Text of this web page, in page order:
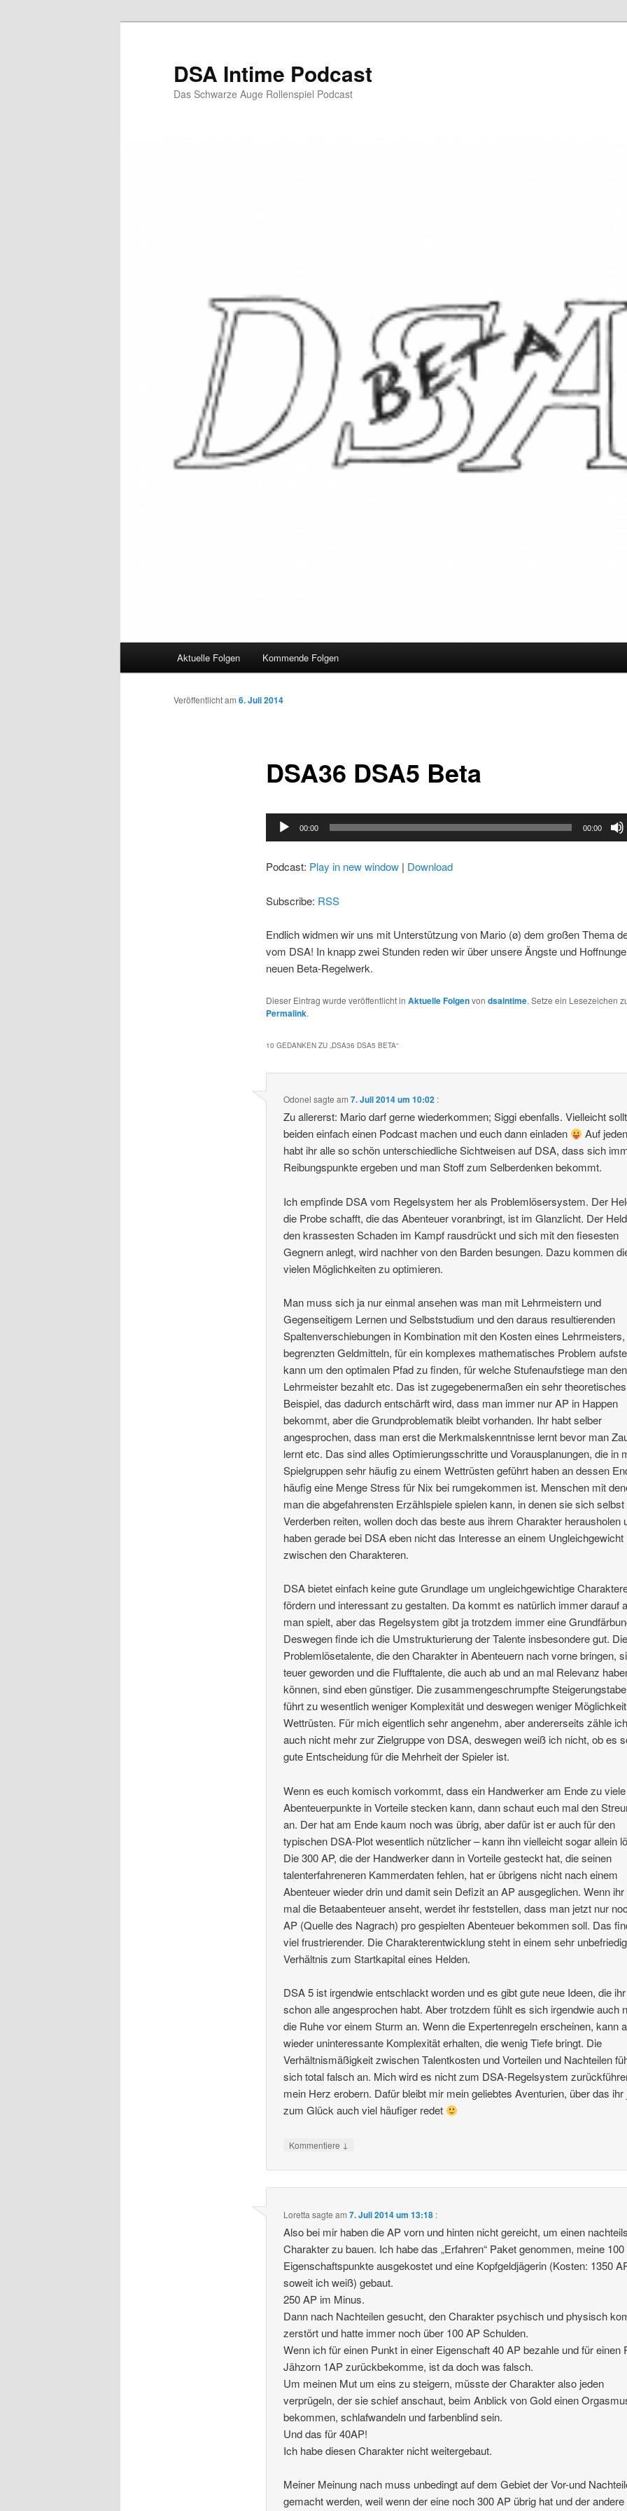
DSA Intime Podcast
Das Schwarze Auge Rollenspiel Podcast
Aktuelle Folgen Kommende Folgen
DSA36 DSA5 Beta
Veröffentlicht am 6. Juli 2014
Audio-
Player
00:00 00:00
Podcast: Play in new window| Download
Subscribe: RSS
Endlich widmen wir uns mit Unterstützung von Mario (ø) dem großen Thema
vom DSA! In knapp zwei Stunden reden wir über unsere Ängste und
neuen Beta-Regelwerk.
Dieser Eintrag wurde veröffentlicht in Aktuelle Folgenvon dsaintime. Setze ein Lesezeichen
Permalink.
10 GEDANKEN ZU „DSA36 DSA5 BETA“
Odonel sagte am7. Juli 2014 um 10:02 :
Zu allererst: Mario darf gerne wiederkommen; Siggi ebenfalls. Vielleicht
beiden einfach einen Podcast machen und euch dann einladen
Auf
habt ihr alle so schön unterschiedliche Sichtweisen auf DSA, dass sich
Reibungspunkte ergeben und man Stoff zum Selberdenken bekommt.
Ich empfinde DSA vom Regelsystem her als Problemlösersystem. Der
die Probe schafft, die das Abenteuer voranbringt, ist im Glanzlicht. Der
den krassesten Schaden im Kampf rausdrückt und sich mit den fiesesten
Gegnern anlegt, wird nachher von den Barden besungen. Dazu kommen
vielen Möglichkeiten zu optimieren.
Man muss sich ja nur einmal ansehen was man mit Lehrmeistern und
Gegenseitigem Lernen und Selbststudium und den daraus resultierenden
Spaltenverschiebungen in Kombination mit den Kosten eines
begrenzten Geldmitteln, für ein komplexes mathematisches Problem
kann um den optimalen Pfad zu finden, für welche Stufenaufstiege man den
Lehrmeister bezahlt etc. Das ist zugegebenermaßen ein sehr theoretisches
Beispiel, das dadurch entschärft wird, dass man immer nur AP in Happen
bekommt, aber die Grundproblematik bleibt vorhanden. Ihr habt selber
angesprochen, dass man erst die Merkmalskenntnisse lernt bevor man
lernt etc. Das sind alles Optimierungsschritte und Vorausplanungen, die in
Spielgruppen sehr häufig zu einem Wettrüsten geführt haben an dessen
häufig eine Menge Stress für Nix bei rumgekommen ist. Menschen mit
man die abgefahrensten Erzählspiele spielen kann, in denen sie sich selbst
Verderben reiten, wollen doch das beste aus ihrem Charakter herausholen
haben gerade bei DSA eben nicht das Interesse an einem Ungleichgewicht
zwischen den Charakteren.
DSA bietet einfach keine gute Grundlage um ungleichgewichtige
fördern und interessant zu gestalten. Da kommt es natürlich immer darauf
man spielt, aber das Regelsystem gibt ja trotzdem immer eine
Deswegen finde ich die Umstrukturierung der Talente insbesondere gut. Die
Problemlösetalente, die den Charakter in Abenteuern nach vorne bringen,
teuer geworden und die Flufftalente, die auch ab und an mal Relevanz
können, sind eben günstiger. Die zusammengeschrumpfte
führt zu wesentlich weniger Komplexität und deswegen weniger
Wettrüsten. Für mich eigentlich sehr angenehm, aber andererseits zähle
auch nicht mehr zur Zielgruppe von DSA, deswegen weiß ich nicht, ob es
gute Entscheidung für die Mehrheit der Spieler ist.
Wenn es euch komisch vorkommt, dass ein Handwerker am Ende zu viele
Abenteuerpunkte in Vorteile stecken kann, dann schaut euch mal den
an. Der hat am Ende kaum noch was übrig, aber dafür ist er auch für den
typischen DSA-Plot wesentlich nützlicher – kann ihn vielleicht sogar allein
Die 300 AP, die der Handwerker dann in Vorteile gesteckt hat, die seinen
talenterfahreneren Kammerdaten fehlen, hat er übrigens nicht nach einem
Abenteuer wieder drin und damit sein Defizit an AP ausgeglichen. Wenn
mal die Betaabenteuer anseht, werdet ihr feststellen, dass man jetzt nur
AP (Quelle des Nagrach) pro gespielten Abenteuer bekommen soll. Das
viel frustrierender. Die Charakterentwicklung steht in einem sehr
Verhältnis zum Startkapital eines Helden.
DSA 5 ist irgendwie entschlackt worden und es gibt gute neue Ideen, die
schon alle angesprochen habt. Aber trotzdem fühlt es sich irgendwie auch
die Ruhe vor einem Sturm an. Wenn die Expertenregeln erscheinen, kann
wieder uninteressante Komplexität erhalten, die wenig Tiefe bringt. Die
Verhältnismäßigkeit zwischen Talentkosten und Vorteilen und Nachteilen
sich total falsch an. Mich wird es nicht zum DSA-Regelsystem
mein Herz erobern. Dafür bleibt mir mein geliebtes Aventurien, über das ihr
zum Glück auch viel häufiger redet
Kommentiere ↓
Loretta sagte am7. Juli 2014 um 13:18 :
Also bei mir haben die AP vorn und hinten nicht gereicht, um einen
Charakter zu bauen. Ich habe das „Erfahren“ Paket genommen, meine 100
Eigenschaftspunkte ausgekostet und eine Kopfgeldjägerin (Kosten: 1350
soweit ich weiß) gebaut.
250 AP im Minus.
Dann nach Nachteilen gesucht, den Charakter psychisch und physisch
zerstört und hatte immer noch über 100 AP Schulden.
Wenn ich für einen Punkt in einer Eigenschaft 40 AP bezahle und für einen
Jähzorn 1AP zurückbekomme, ist da doch was falsch.
Um meinen Mut um eins zu steigern, müsste der Charakter also jeden
verprügeln, der sie schief anschaut, beim Anblick von Gold einen
bekommen, schlafwandeln und farbenblind sein.
Und das für 40AP!
Ich habe diesen Charakter nicht weitergebaut.
Meiner Meinung nach muss unbedingt auf dem Gebiet der Vor-und
gemacht werden, weil wenn der eine noch 300 AP übrig hat und der andere